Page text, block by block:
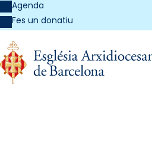
Agenda
Fes un donatiu